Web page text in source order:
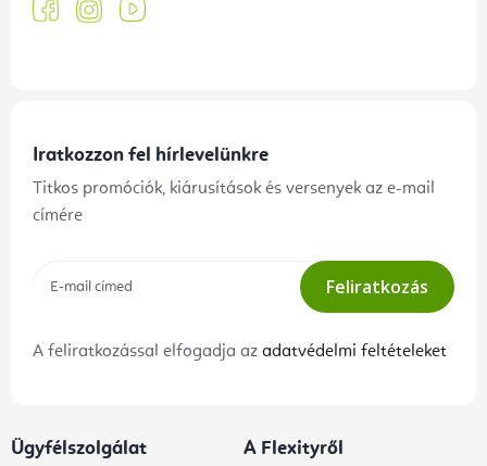
Iratkozzon fel hírlevelünkre
Titkos promóciók, kiárusítások és versenyek az e-mail
címére
Feliratkozás
A feliratkozással elfogadja az adatvédelmi feltételeket
Ügyfélszolgálat A Flexityről